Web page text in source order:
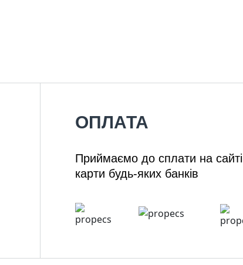
ОПЛАТА
Приймаємо до сплати на сайті
карти будь-яких банків